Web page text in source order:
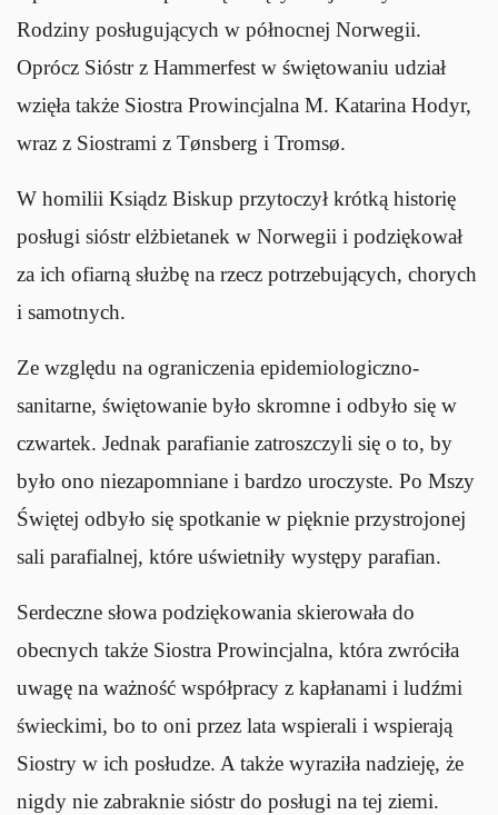
Rodziny posługujących w północnej Norwegii.
Oprócz Sióstr z Hammerfest w świętowaniu udział
wzięła także Siostra Prowincjalna M. Katarina Hodyr,
wraz z Siostrami z Tønsberg i Tromsø.
W homilii Ksiądz Biskup przytoczył krótką historię
posługi sióstr elżbietanek w Norwegii i podziękował
za ich ofiarną służbę na rzecz potrzebujących, chorych
i samotnych.
Ze względu na ograniczenia epidemiologiczno-
sanitarne, świętowanie było skromne i odbyło się w
czwartek. Jednak parafianie zatroszczyli się o to, by
było ono niezapomniane i bardzo uroczyste. Po Mszy
Świętej odbyło się spotkanie w pięknie przystrojonej
sali parafialnej, które uświetniły występy parafian.
Serdeczne słowa podziękowania skierowała do
obecnych także Siostra Prowincjalna, która zwróciła
uwagę na ważność współpracy z kapłanami i ludźmi
świeckimi, bo to oni przez lata wspierali i wspierają
Siostry w ich posłudze. A także wyraziła nadzieję, że
nigdy nie zabraknie sióstr do posługi na tej ziemi.